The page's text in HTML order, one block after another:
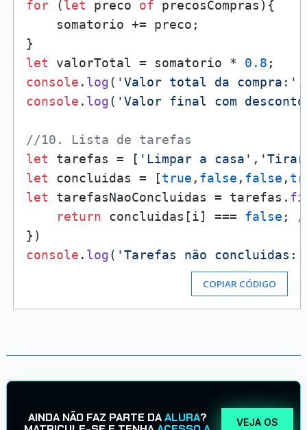
for (let preco of precosCompras){
    somatorio += preco;
let valorTotal = somatorio * 0.8
console . log( 'Valor total da compra:'
console . log( 'Valor final com
//10. Lista de tarefas
let tarefas = [ 'Limpar a casa' ,
let concluidas = [true , false , false ,
let tarefasNaoConcluidas = tarefas.
return concluidas[i] === false ;
console . log( 'Tarefas não concluidas:'
COPIAR CÓDIGO
AINDA NÃO FAZ PARTE DAALURA?
VEJA OS